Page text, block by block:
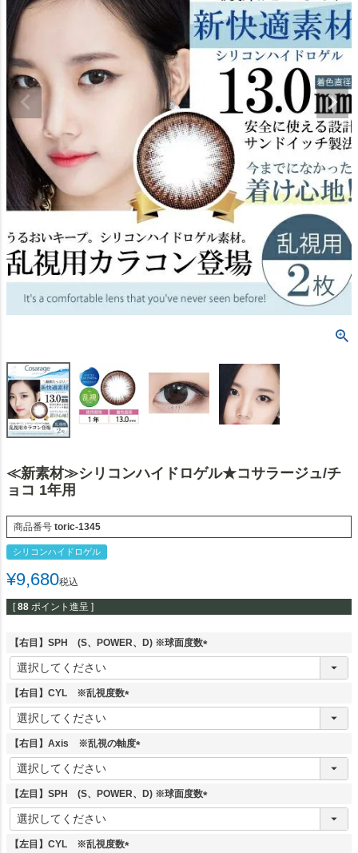
≪新素材≫シリコンハイドロゲル★コサラージュ/チ
ョコ 1年用
商品番号 toric-1345
シリコンハイドロゲル
¥9,680税込
[ 88 ポイント進呈 ]
【右目】SPH (S、POWER、D) ※球面度数
(
【右目】CYL ※乱視度数
(
須
【右目】Axis ※乱視の軸度
(
須
【左目】SPH (S、POWER、D) ※球面度数
(
【左目】CYL ※乱視度数